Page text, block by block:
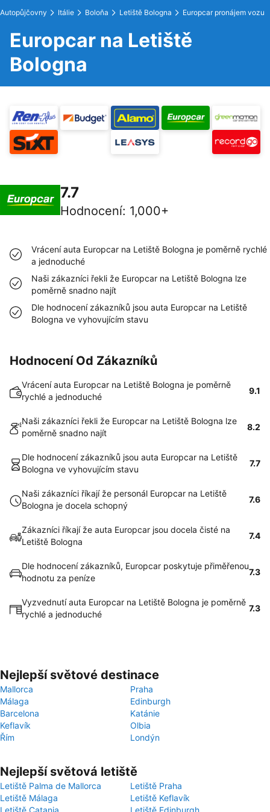
Autopůjčovny Itálie Boloňa Letiště Bologna Europcar pronájem vozu
Europcar na Letiště
Bologna
7.7
Hodnocení: 1,000+
Vrácení auta Europcar na Letiště Bologna je poměrně rychlé
a jednoduché
Naši zákazníci řekli že Europcar na Letiště Bologna lze
poměrně snadno najít
Dle hodnocení zákazníků jsou auta Europcar na Letiště
Bologna ve vyhovujícím stavu
Hodnocení Od Zákazníků
Vrácení auta Europcar na Letiště Bologna je poměrně
rychlé a jednoduché
9.1
Naši zákazníci řekli že Europcar na Letiště Bologna lze
poměrně snadno najít
8.2
Dle hodnocení zákazníků jsou auta Europcar na Letiště
Bologna ve vyhovujícím stavu
7.7
Naši zákazníci říkají že personál Europcar na Letiště
Bologna je docela schopný
7.6
Zákazníci říkají že auta Europcar jsou docela čisté na
Letiště Bologna
7.4
Dle hodnocení zákazníků, Europcar poskytuje přiměřenou
hodnotu za peníze
7.3
Vyzvednutí auta Europcar na Letiště Bologna je poměrně
rychlé a jednoduché
7.3
Nejlepší světové destinace
Mallorca
Praha
Málaga
Edinburgh
Barcelona
Katánie
Keflavík
Olbia
Řím
Londýn
Nejlepší světová letiště
Letiště Palma de Mallorca
Letiště Praha
Letiště Málaga
Letiště Keflavík
Letiště Catania
Letiště Edinburgh